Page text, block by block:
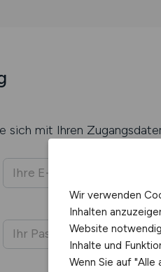
sich mit Ihren
Wir verwenden
Inhalten
Website
Inhalte und
Wenn Sie auf "Alle